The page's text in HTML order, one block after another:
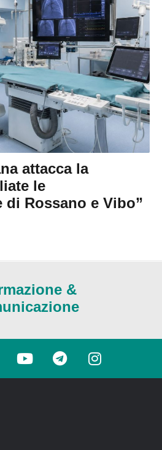
attacca la
le
di Rossano e Vibo”
&